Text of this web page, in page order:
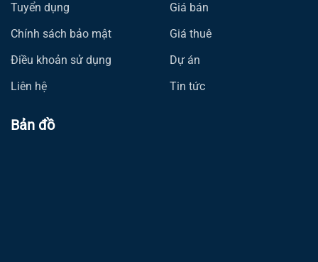
Tuyển dụng
Chính sách bảo mật
Điều khoản sử dụng
Liên hệ
Giá bán
Giá thuê
Dự án
Tin tức
Bản đồ